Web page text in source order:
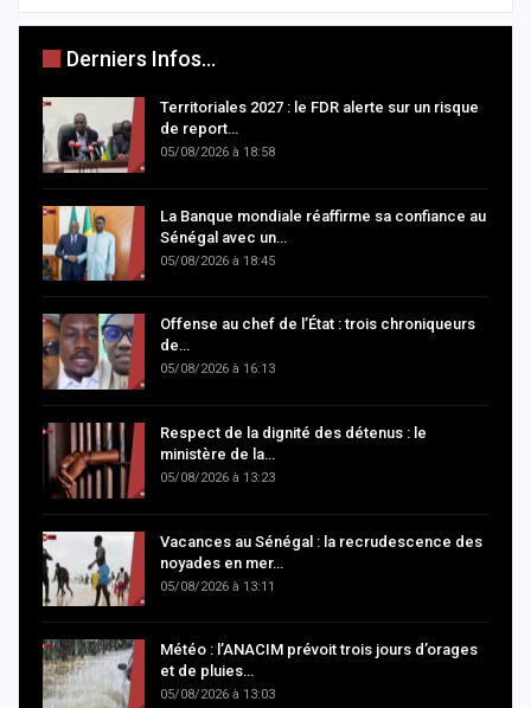
Derniers Infos...
Territoriales 2027 : le FDR alerte sur un risque
de report…
05/08/2026 à 18:58
La Banque mondiale réaffirme sa confiance au
Sénégal avec un…
05/08/2026 à 18:45
Offense au chef de l’État : trois chroniqueurs
de…
05/08/2026 à 16:13
Respect de la dignité des détenus : le
ministère de la…
05/08/2026 à 13:23
Vacances au Sénégal : la recrudescence des
noyades en mer…
05/08/2026 à 13:11
Météo : l’ANACIM prévoit trois jours d’orages
et de pluies…
05/08/2026 à 13:03